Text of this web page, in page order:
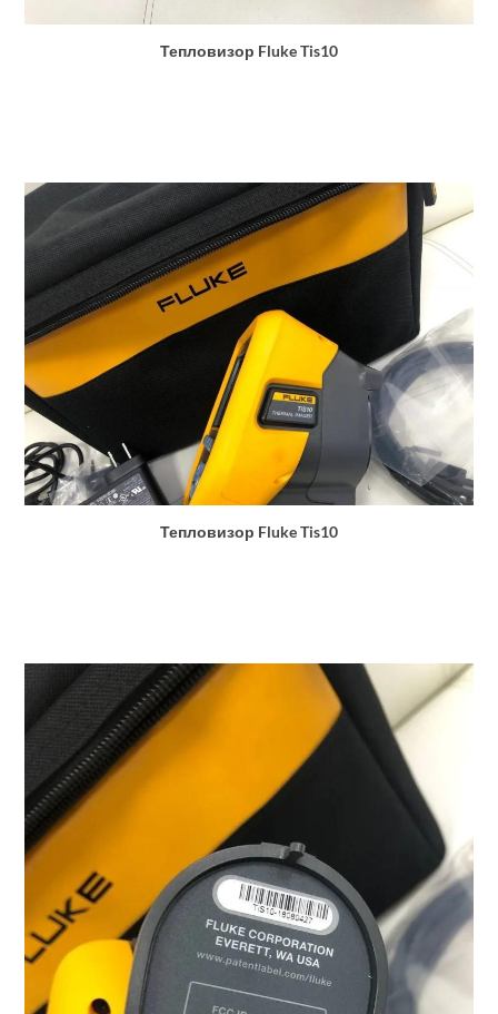
Тепловизор Fluke Tis10
Тепловизор Fluke Tis10